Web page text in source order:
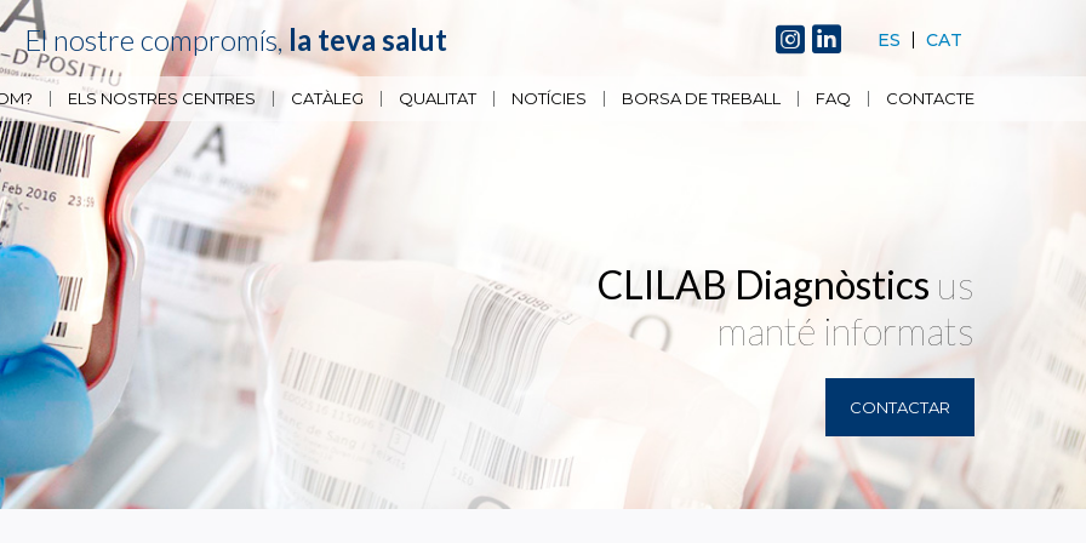
El nostre compromís, la teva salut ES CAT
ELS NOSTRES CENTRES CATÀLEG QUALITAT NOTÍCIES BORSA DE TREBALL FAQ CONTACTE
CLILAB Diagnòstics us
manté informats
CONTACTAR